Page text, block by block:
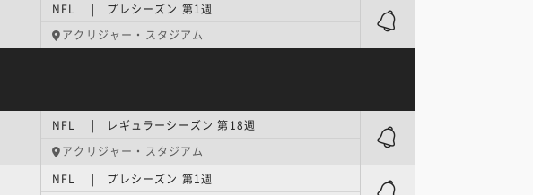
NFL | プレシーズン 第1週
アクリジャー・スタジアム
NFL | レギュラーシーズン 第18週
アクリジャー・スタジアム
NFL | プレシーズン 第1週